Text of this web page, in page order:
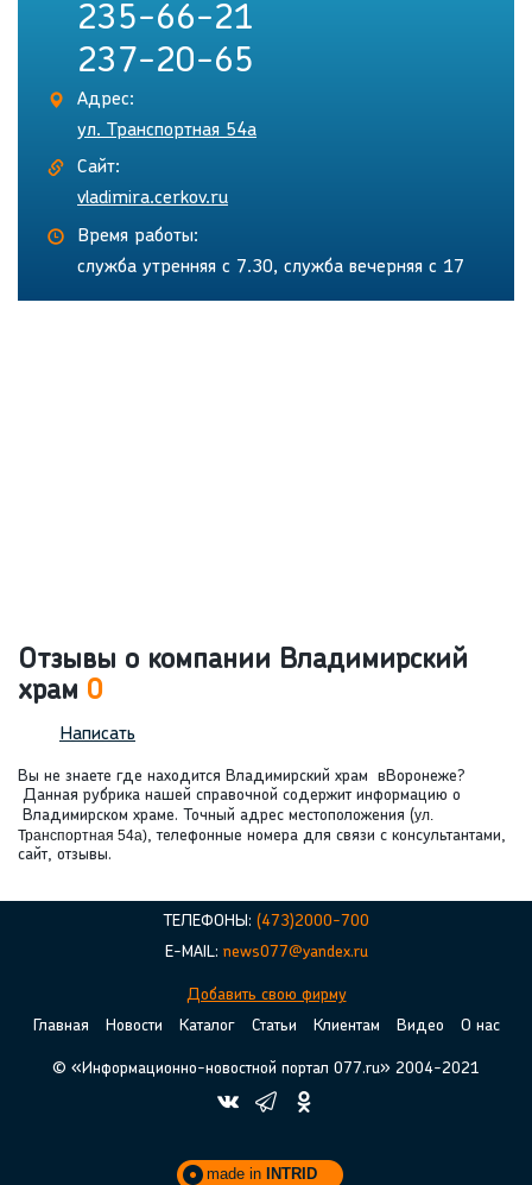
235-66-21
237-20-65
Адрес:
ул. Транспортная 54а
Сайт:
vladimira.cerkov.ru
Время работы:
служба утренняя с 7.30, служба вечерняя с 17
Отзывы о компании Владимирский
храм 0
Написать
Вы не знаете где находится Владимирский храм вВоронеже?
Данная рубрика нашей справочной содержит информацию о
Владимирском храме. Точный адрес местоположения (ул.
Транспортная 54а), телефонные номера для связи с консультантами,
сайт, отзывы.
ТЕЛЕФОНЫ: (473)2000-700
E-MAIL: news077@yandex.ru
Добавить свою фирму
Главная
Новости Каталог Статьи Клиентам Видео О нас
© «Информационно-новостной портал 077.ru» 2004-2021
made in INTRID